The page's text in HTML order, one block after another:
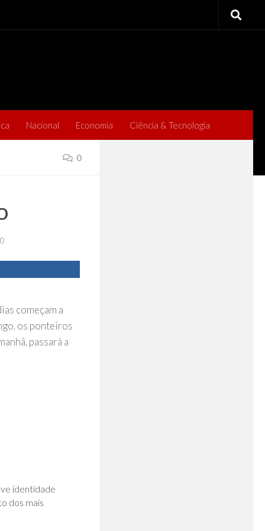
Nacional Economia Ciência & Tecnologia
0
começam a
os ponteiros
passará a
identidade
dos mais